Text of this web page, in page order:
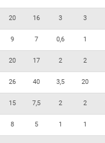
20 16 3 3
9 7 0,6 1
20 17 2 2
26 40 3,5 20
15 7,5 2 2
8 5 1 1